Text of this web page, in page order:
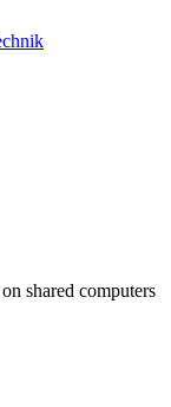
shared computers